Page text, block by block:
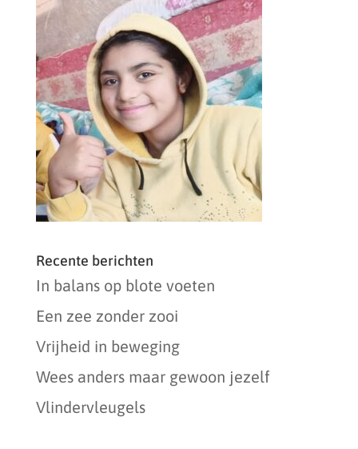
Recente berichten
In balans op blote voeten
Een zee zonder zooi
Vrijheid in beweging
Wees anders maar gewoon jezelf
Vlindervleugels